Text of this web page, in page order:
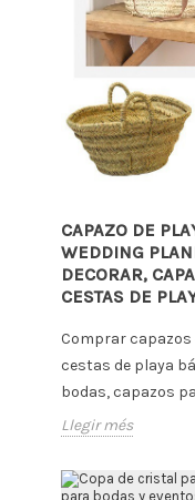
CAPAZO DE
WEDDING
DECORAR,
CESTAS DE
Comprar capazos
cestas de playa
bodas, capazos
Llegir més